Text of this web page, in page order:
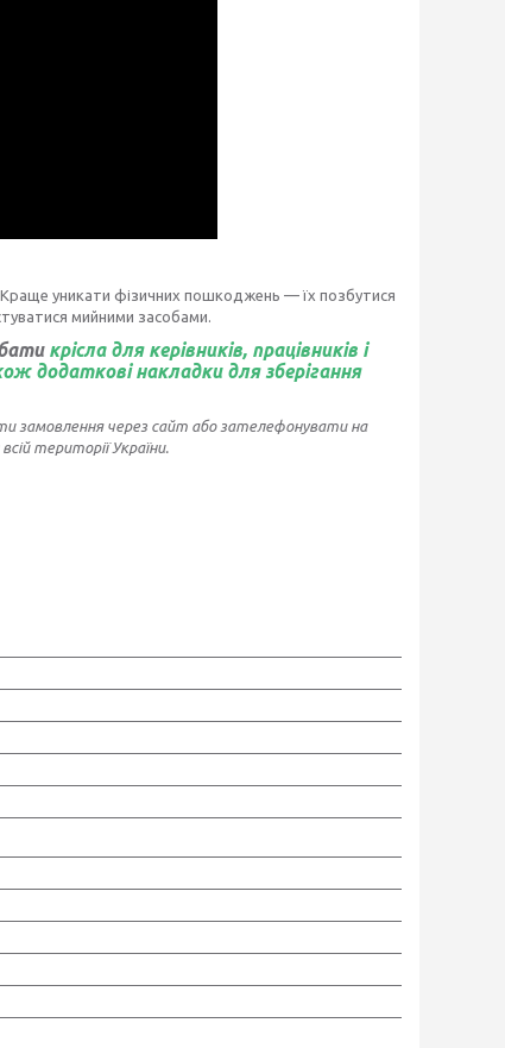
уникати фізичних пошкоджень — їх позбутися
мийними засобами.
крісла для керівників, працівників і
додаткові накладки для зберігання
замовлення через сайт або зателефонувати на
території України.